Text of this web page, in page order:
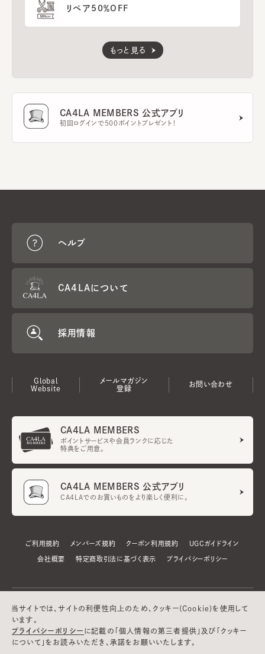
リペア50％OFF
もっと見る
CA4LA MEMBERS 公式アプリ
初回ログインで500ポイントプレゼント！
ヘルプ
CA4LAについて
採用情報
Global
Website
メールマガジン
登録
お問い合わせ
CA4LA MEMBERS
ポイントサービスや会員ランクに応じた
特典をご用意。
CA4LA MEMBERS 公式アプリ
CA4LAでのお買いものをより楽しく便利に。
ご利用規約 メンバーズ規約 クーポン利用規約 UGCガイドライン
会社概要 特定商取引法に基づく表示 プライバシーポリシー
当サイトでは、サイトの利便性向上のため、クッキー(Cookie)を使用して
います。
プライバシーポリシー に記載の「個人情報の第三者提供」及び「クッキー
について」をお読みいただき、承諾をお願いいたします。